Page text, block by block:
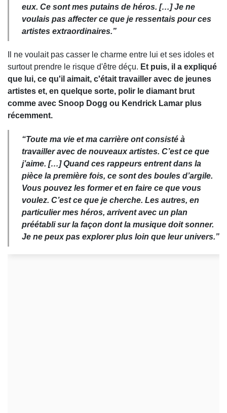
eux. Ce sont mes putains de héros. […] Je ne
voulais pas affecter ce que je ressentais pour ces
artistes extraordinaires.”
Il ne voulait pas casser le charme entre lui et ses idoles et
surtout prendre le risque d'être déçu. Et puis, il a expliqué
que lui, ce qu'il aimait, c'était travailler avec de jeunes
artistes et, en quelque sorte, polir le diamant brut
comme avec Snoop Dogg ou Kendrick Lamar plus
récemment.
“Toute ma vie et ma carrière ont consisté à
travailler avec de nouveaux artistes. C’est ce que
j’aime. […] Quand ces rappeurs entrent dans la
pièce la première fois, ce sont des boules d’argile.
Vous pouvez les former et en faire ce que vous
voulez. C’est ce que je cherche. Les autres, en
particulier mes héros, arrivent avec un plan
préétabli sur la façon dont la musique doit sonner.
Je ne peux pas explorer plus loin que leur univers.”